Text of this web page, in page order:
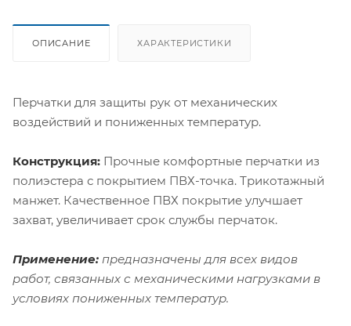
ОПИСАНИЕ ХАРАКТЕРИСТИКИ
Перчатки для защиты рук от механических
воздействий и пониженных температур.
Конструкция: Прочные комфортные перчатки из
полиэстера с покрытием ПВХ-точка. Трикотажный
манжет. Качественное ПВХ покрытие улучшает
захват, увеличивает срок службы перчаток.
Применение: предназначены для всех видов
работ, связанных с механическими нагрузками в
условиях пониженных температур.